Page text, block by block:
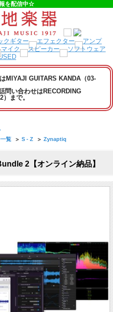
を配信中☆
MIYAJI GUITARS KANDA（03-
問い合わせはRECORDING
まで。
覧 > S - Z > Zynaptiq
2【オンライン納品】